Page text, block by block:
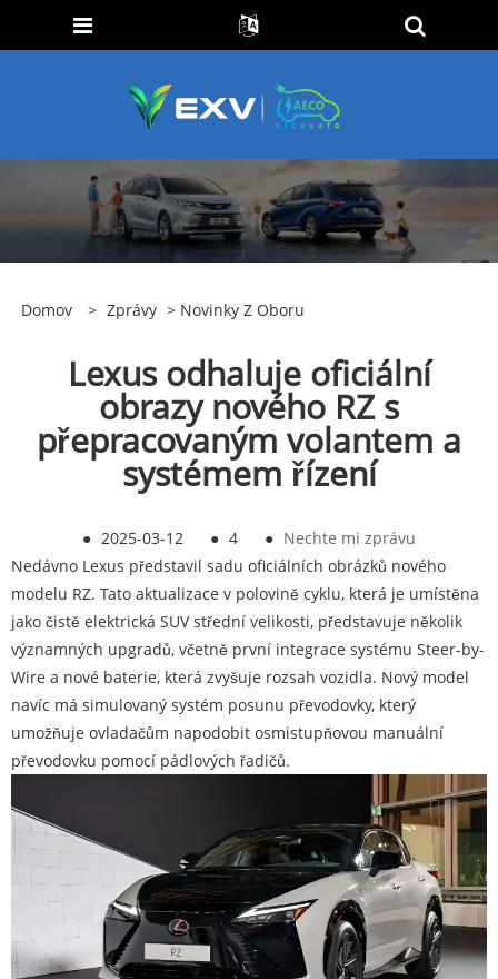
Domov > Zprávy > Novinky Z Oboru
Lexus odhaluje oficiální
obrazy nového RZ s
přepracovaným volantem a
systémem řízení
● 2025-03-12 ● 4 ● Nechte mi zprávu
Nedávno Lexus představil sadu oficiálních obrázků nového
modelu RZ. Tato aktualizace v polovině cyklu, která je umístěna
jako čistě elektrická SUV střední velikosti, představuje několik
významných upgradů, včetně první integrace systému Steer-by-
Wire a nové baterie, která zvyšuje rozsah vozidla. Nový model
navíc má simulovaný systém posunu převodovky, který
umožňuje ovladačům napodobit osmistupňovou manuální
převodovku pomocí pádlových řadičů.